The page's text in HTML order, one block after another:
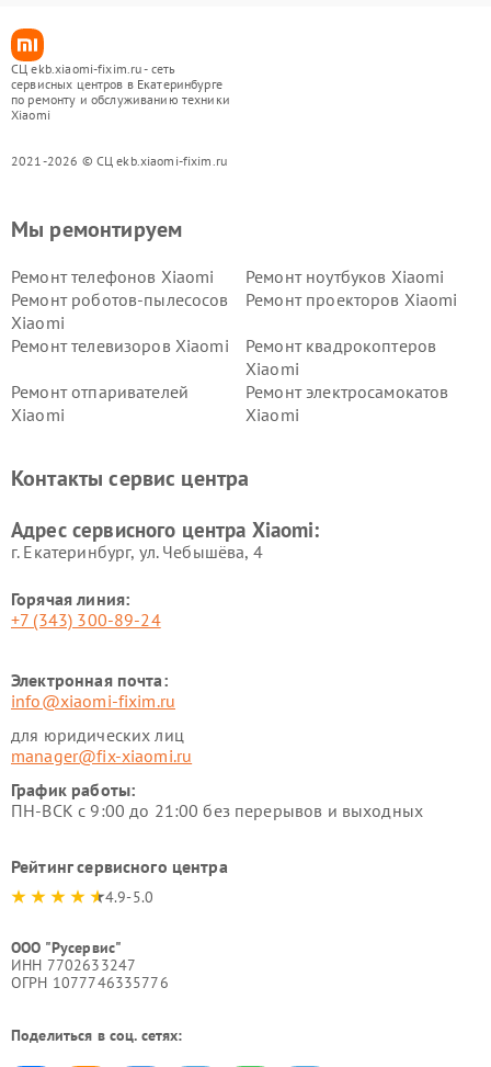
СЦ ekb.xiaomi-fixim.ru - сеть
сервисных центров в Екатеринбурге
по ремонту и обслуживанию техники
Xiaomi
2021-2026 © СЦ ekb.xiaomi-fixim.ru
Мы ремонтируем
Ремонт телефонов Xiaomi
Ремонт ноутбуков Xiaomi
Ремонт роботов-пылесосов
Xiaomi
Ремонт проекторов Xiaomi
Ремонт телевизоров Xiaomi
Ремонт квадрокоптеров
Xiaomi
Ремонт отпаривателей
Xiaomi
Ремонт электросамокатов
Xiaomi
Ремонт стиральных машин
Ремонт смарт-часов Xiaomi
Контакты сервис центра
Адрес сервисного центра Xiaomi:
г. Екатеринбург, ул. Чебышёва, 4
Горячая линия:
+7 (343) 300-89-24
Электронная почта:
info@xiaomi-fixim.ru
для юридических лиц
manager@fix-xiaomi.ru
График работы:
ПН-ВСК с 9:00 до 21:00 без перерывов и выходных
Рейтинг сервисного центра
4.9-5.0
ООО "Русервис"
ИНН 7702633247
ОГРН 1077746335776
Поделиться в соц. сетях: